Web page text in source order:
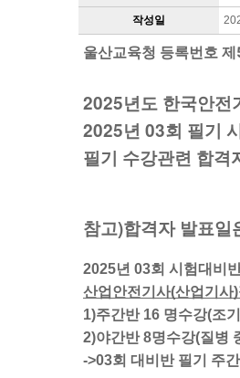
작성일
울산교육청 등록번호
2025년도 한국안전
​2025년 03회 필기
필기 수강관련 합격
참고)합격자 발표
2025년 03회 시험대비
산업안전기사(산업기사
1)주간반 16 명수강(조
2)야간반 8명수강(질병
->03회 대비반 필기 주